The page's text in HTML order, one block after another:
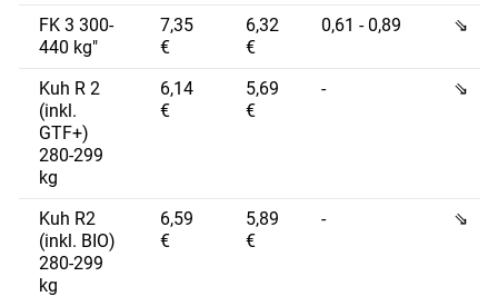
FK 3 300-
440 kg"
7,35
€
6,32
€
0,61 - 0,89 ⇘
Kuh R 2
(inkl.
GTF+)
280-299
kg
6,14
€
5,69
€
- ⇘
Kuh R2
(inkl. BIO)
280-299
kg
6,59
€
5,89
€
- ⇘